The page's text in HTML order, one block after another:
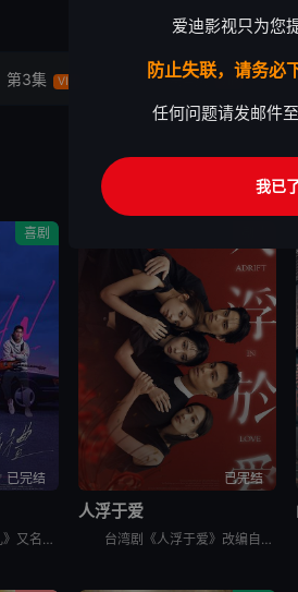
第3集 VIP 第4集 VIP
喜剧
已完结
港台剧《欠你的那场婚礼》又名：Dogman,欠妳的那場婚禮，讲述了：曾经凭一张帅脸与音乐才华风靡乐坛的「马子狗乐团」主唱周可杰（张孝全 饰），如今成了自我感觉良好、却再也写不出歌的落魄中年，更与妻子陈
已完结
人浮于爱
台湾剧《人浮于爱》改编自侯文咏的同名小说，故事围绕“爱情”主题，因为爱煽动着剧中主角与无数的恋人们，不惜冒着溺毙的危险，前仆后继，只为跳进湍急的河水里，谈一场载浮载沉的爱情。
爱迪影视只为您
防止失联，请务必
任何问题请发邮件至
我已